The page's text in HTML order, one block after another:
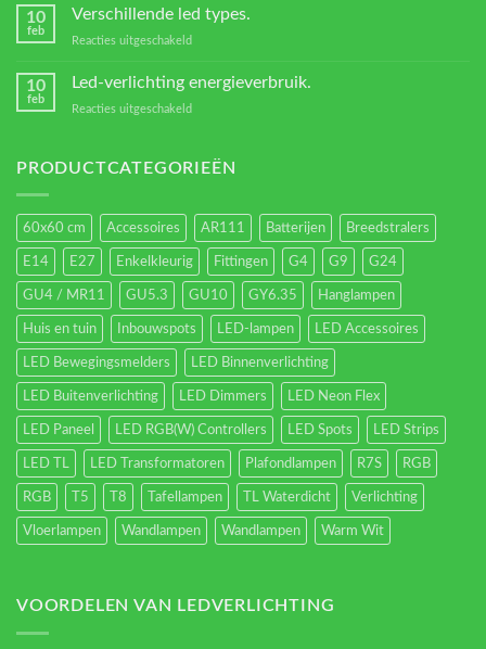
Transformators?
10
feb
Verschillende led types.
Reacties uitgeschakeld
10
feb
Led-verlichting energieverbruik.
Reacties uitgeschakeld
energieverbruik.
PRODUCTCATEGORIEËN
60x60 cm Accessoires AR111 Batterijen Breedstralers
E14 E27 Enkelkleurig Fittingen G4 G9 G24
GU4 / MR11 GU5.3 GU10 GY6.35 Hanglampen
Huis en tuin Inbouwspots LED-lampen LED Accessoires
LED Bewegingsmelders LED Binnenverlichting
LED Buitenverlichting LED Dimmers LED Neon Flex
LED Paneel LED RGB(W) Controllers LED Spots LED Strips
LED TL LED Transformatoren Plafondlampen R7S RGB
RGB T5 T8 Tafellampen TL Waterdicht Verlichting
Vloerlampen Wandlampen Wandlampen Warm Wit
VOORDELEN VAN LEDVERLICHTING